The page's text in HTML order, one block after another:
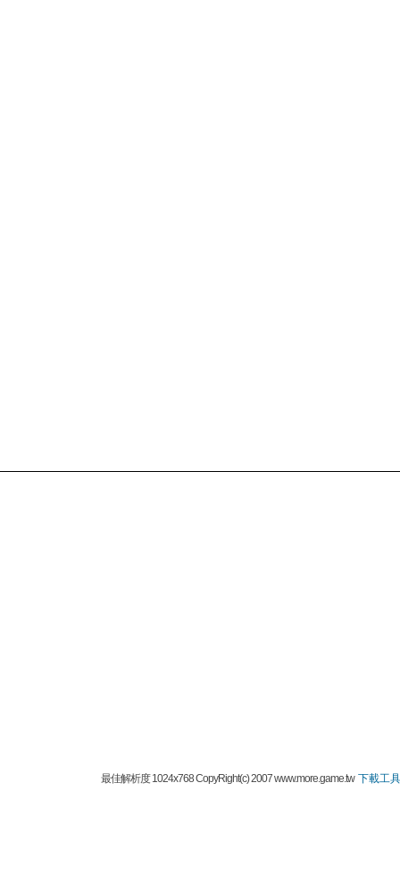
最佳解析度 1024x768 CopyRight(c) 2007 www.more.game.tw下載工